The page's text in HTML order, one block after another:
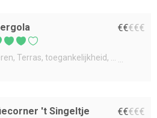
€€€€€
Terras toegankelijkheid
't Singeltje €€€€€